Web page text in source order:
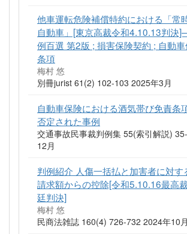
他車運転危険補償特約における「常
自動車」[東京高裁令和4.10.13判決
例百選 第2版 ; 損害保険契約 ; 自動
条項
梅村 悠
別冊jurist 61(2) 102-103 2025年3月
自動車保険における酒気帯び免責条
否定された事例
交通事故民事裁判例集 55(索引解説)
12月
判例紹介 人傷一括払と加害者に対す
請求額からの控除[令和5.10.16最高
廷判決]
梅村 悠
民商法雑誌 160(4) 726-732 2024年10月